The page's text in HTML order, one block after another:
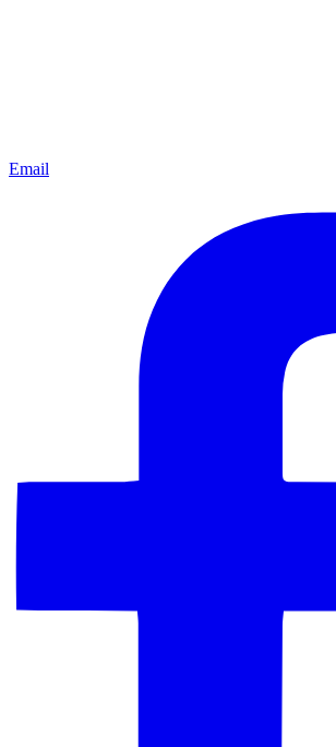
Email